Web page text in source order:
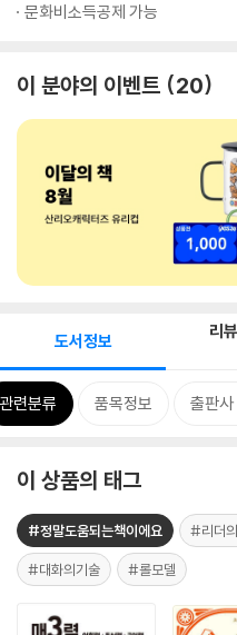
문화비소득공제 가능
이 분야의 이벤트 20
도서정보 리
관련분류 품목정보 출판사
이 상품의 태그
#정말도움되는책이에요 #리더
#대화의기술 #롤모델